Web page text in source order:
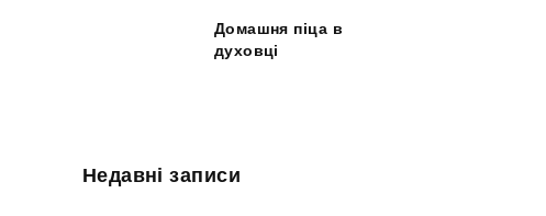
Домашня піца в
духовці
Недавні записи